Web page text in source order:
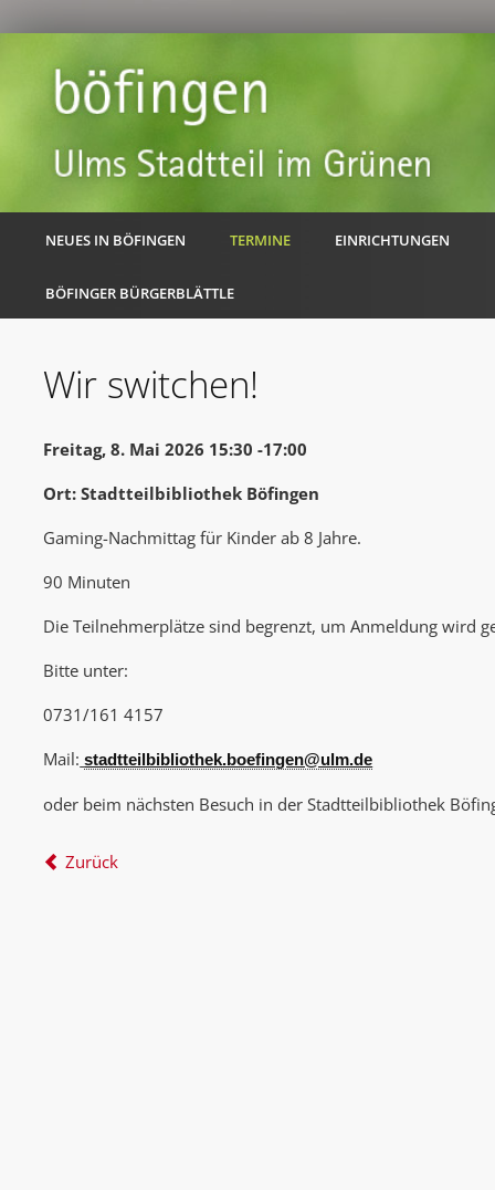
NEUES IN BÖFINGEN TERMINE EINRICHTUNGEN
BÖFINGER BÜRGERBLÄTTLE
Wir switchen!
Freitag, 8. Mai 2026 15:30 -17:00
Ort: Stadtteilbibliothek Böfingen
Gaming-Nachmittag für Kinder ab 8 Jahre.
90 Minuten
Die Teilnehmerplätze sind begrenzt, um Anmeldung wird
Bitte unter:
0731/161 4157
Mail: stadtteilbibliothek.boefingen@ulm.de
oder beim nächsten Besuch in der Stadtteilbibliothek
Zurück